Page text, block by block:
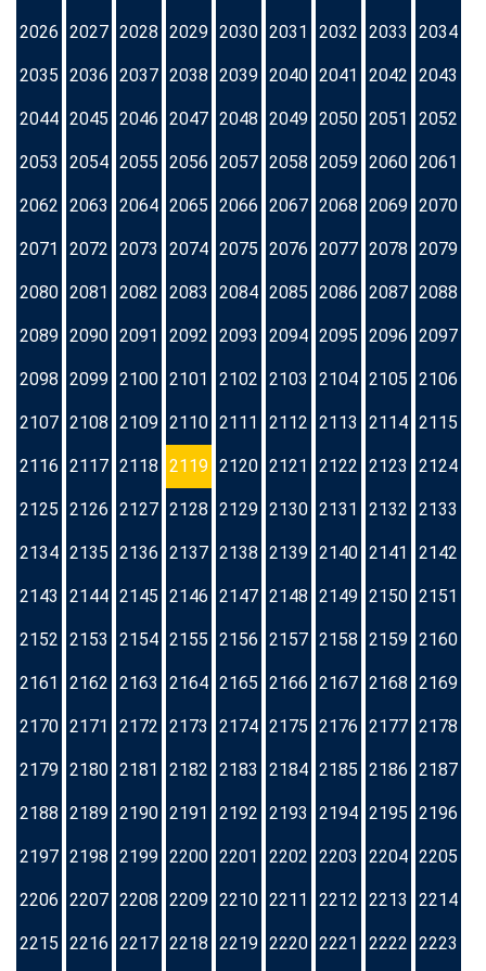
2026 2027 2028 2029 2030 2031 2032 2033 2034
2035 2036 2037 2038 2039 2040 2041 2042 2043
2044 2045 2046 2047 2048 2049 2050 2051 2052
2053 2054 2055 2056 2057 2058 2059 2060 2061
2062 2063 2064 2065 2066 2067 2068 2069 2070
2071 2072 2073 2074 2075 2076 2077 2078 2079
2080 2081 2082 2083 2084 2085 2086 2087 2088
2089 2090 2091 2092 2093 2094 2095 2096 2097
2098 2099 2100 2101 2102 2103 2104 2105 2106
2107 2108 2109 2110 2111 2112 2113 2114 2115
2116 2117 2118 2119 2120 2121 2122 2123 2124
2125 2126 2127 2128 2129 2130 2131 2132 2133
2134 2135 2136 2137 2138 2139 2140 2141 2142
2143 2144 2145 2146 2147 2148 2149 2150 2151
2152 2153 2154 2155 2156 2157 2158 2159 2160
2161 2162 2163 2164 2165 2166 2167 2168 2169
2170 2171 2172 2173 2174 2175 2176 2177 2178
2179 2180 2181 2182 2183 2184 2185 2186 2187
2188 2189 2190 2191 2192 2193 2194 2195 2196
2197 2198 2199 2200 2201 2202 2203 2204 2205
2206 2207 2208 2209 2210 2211 2212 2213 2214
2215 2216 2217 2218 2219 2220 2221 2222 2223